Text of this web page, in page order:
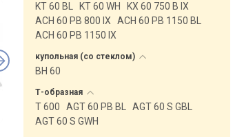
KT 60 BL KT 60 WH
KX 60 750 B IX
ACH 60 PB 800 IX
ACH 60 PB 1150 BL
ACH 60 PB 1150 IX
купольная (со стеклом)
BH 60
Т-образная
T 600 AGT 60 PB BL
AGT 60 S GBL
AGT 60 S GWH